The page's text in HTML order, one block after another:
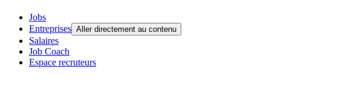
Jobs
Entreprises Aller directement au contenu
Salaires
Job Coach
Espace recruteurs